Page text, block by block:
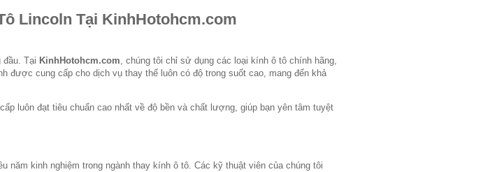
Lincoln Tại KinhHotohcm.com
Tại KinhHotohcm.com , chúng tôi chỉ sử dụng các loại kính ô tô chính hãng,
được cung cấp cho dịch vụ thay thế luôn có độ trong suốt cao, mang đến khả
luôn đạt tiêu chuẩn cao nhất về độ bền và chất lượng, giúp bạn yên tâm tuyệt
kinh nghiệm trong ngành thay kính ô tô. Các kỹ thuật viên của chúng tôi